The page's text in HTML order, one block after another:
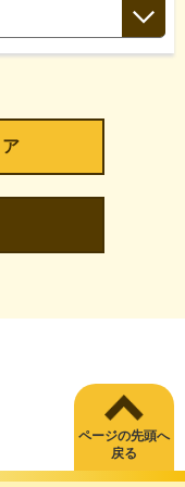
ページの先頭へ
戻る